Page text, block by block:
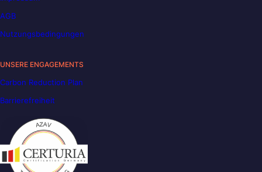
AGB
Nutzungsbedingungen
UNSERE ENGAGEMENTS
Carbon Reduction Plan
Barrierefreiheit